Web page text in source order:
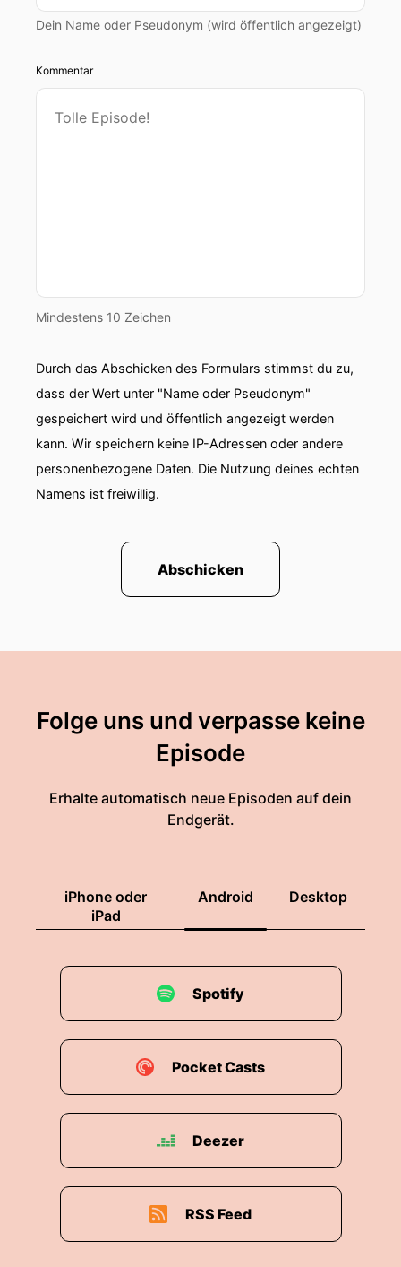
Dein Name oder Pseudonym (wird öffentlich angezeigt)
Kommentar
Mindestens 10 Zeichen
Durch das Abschicken des Formulars stimmst du zu,
dass der Wert unter "Name oder Pseudonym"
gespeichert wird und öffentlich angezeigt werden
kann. Wir speichern keine IP-Adressen oder andere
personenbezogene Daten. Die Nutzung deines echten
Namens ist freiwillig.
Abschicken
Folge uns und verpasse keine
Episode
Erhalte automatisch neue Episoden auf dein
Endgerät.
iPhone oder
iPad
Android Desktop
Spotify
Pocket Casts
Deezer
RSS Feed